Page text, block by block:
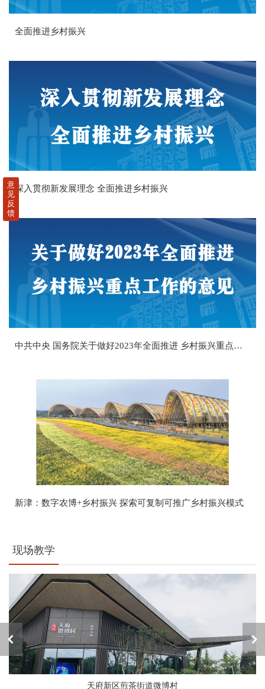
全面推进乡村振兴
深入贯彻新发展理念 全面推进乡村振兴
中共中央 国务院关于做好2023年全面推进 乡村振兴重点工作的意见
新津：数字农博+乡村振兴 探索可复制可推广乡村振兴模式
现场教学
天府新区煎茶街道微博村
意
见
反
馈